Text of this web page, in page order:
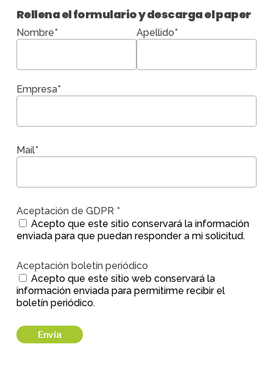
Rellena el formulario y descarga el paper
Nombre* Apellido*
Empresa*
Mail*
Aceptación de GDPR *
Acepto que este sitio conservará la información
enviada para que puedan responder a mi solicitud.
Aceptación boletín periódico
Acepto que este sitio web conservará la
información enviada para permitirme recibir el
boletín periódico.